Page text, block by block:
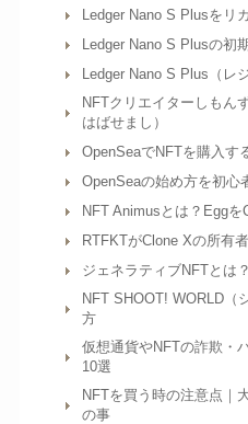
Ledger Nano S Plusをリ
Ledger Nano S Plusの初
Ledger Nano S Plus（レ
NFTクリエイターしもん
はばせまし）
OpenSeaでNFTを購入す
OpenSeaの始め方を初心
NFT Animusとは？Egg
RTFKTがClone Xの所有
ジェネラティブNFTとは
NFT SHOOT! WORLD（
方
仮想通貨やNFTの詐欺・
10選
NFTを買う時の注意点｜
の事